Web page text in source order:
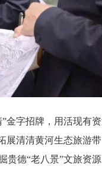
金字招牌，用活现有
展清清黄河生态旅游
德“老八景”文旅资